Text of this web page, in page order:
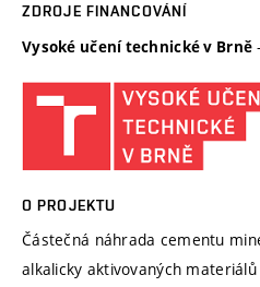
ZDROJE FINANCOVÁNÍ
Vysoké učení technické v Brně
O PROJEKTU
Částečná náhrada cementu
alkalicky aktivovaných